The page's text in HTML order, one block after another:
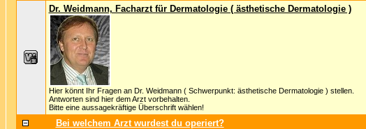
Dr. Weidmann, Facharzt für Dermatologie ( ästhetische Dermatologie )
Hier könnt Ihr Fragen an Dr. Weidmann ( Schwerpunkt: ästhetische Dermatologie ) stellen.
Antworten sind hier dem Arzt vorbehalten.
Bitte eine aussagekräftige Überschrift wählen!
Bei welchem Arzt wurdest du operiert?